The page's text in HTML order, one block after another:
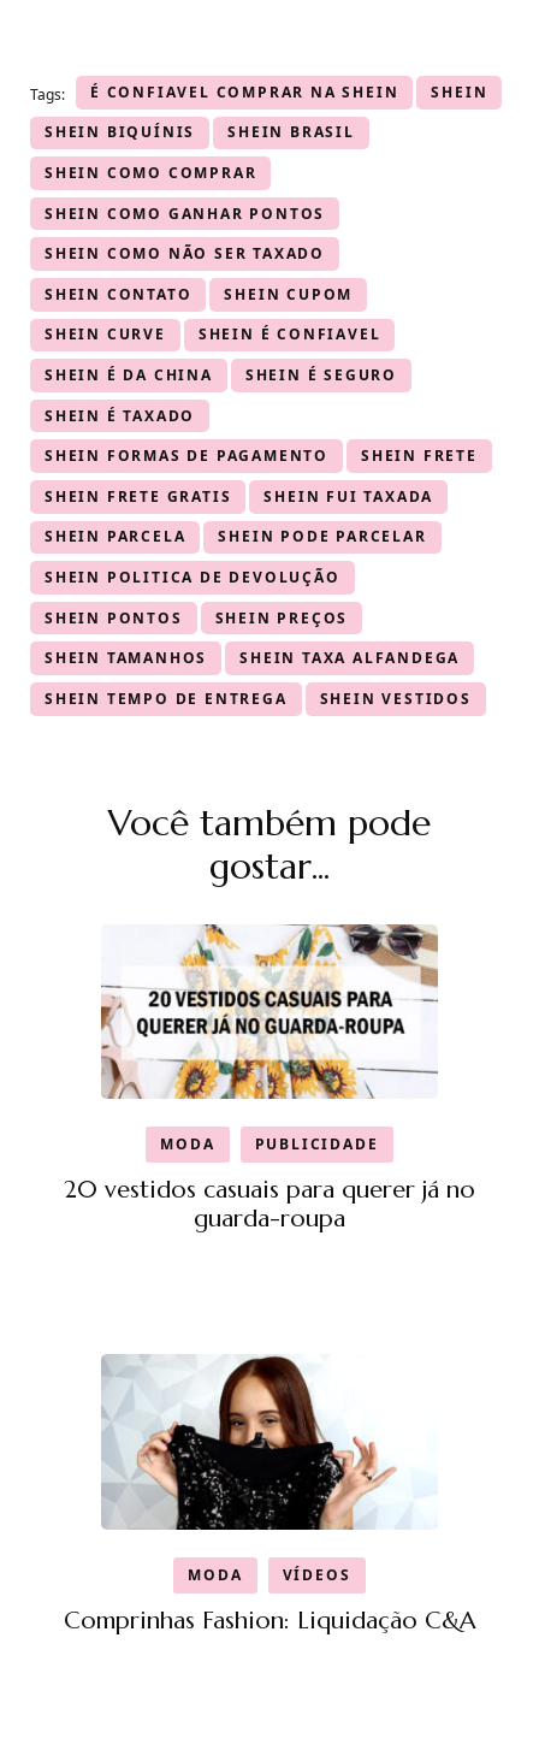
Tags: É CONFIAVEL COMPRAR NA SHEIN
SHEIN
SHEIN BIQUÍNIS
SHEIN BRASIL
SHEIN COMO COMPRAR
SHEIN COMO GANHAR PONTOS
SHEIN COMO NÃO SER TAXADO
SHEIN CONTATO
SHEIN CUPOM
SHEIN CURVE
SHEIN É CONFIAVEL
SHEIN É DA CHINA
SHEIN É SEGURO
SHEIN É TAXADO
SHEIN FORMAS DE PAGAMENTO
SHEIN FRETE
SHEIN FRETE GRATIS
SHEIN FUI TAXADA
SHEIN PARCELA
SHEIN PODE PARCELAR
SHEIN POLITICA DE DEVOLUÇÃO
SHEIN PONTOS
SHEIN PREÇOS
SHEIN TAMANHOS
SHEIN TAXA ALFANDEGA
SHEIN TEMPO DE ENTREGA
SHEIN VESTIDOS
NavegaçãoVocê também pode
gostar...
MODA PUBLICIDADE
20 vestidos casuais para querer já no
guarda-roupa
MODA VÍDEOS
Comprinhas Fashion: Liquidação C&A